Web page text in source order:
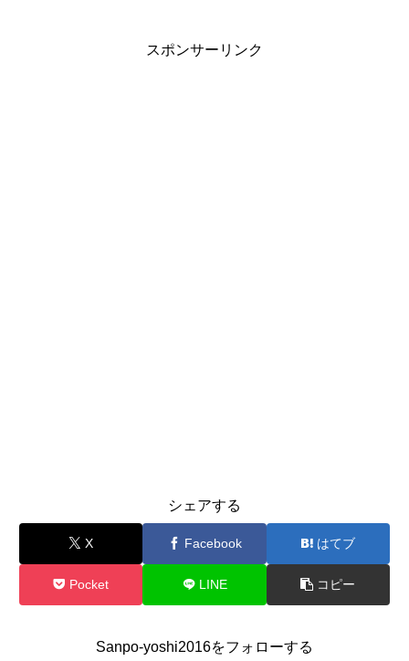
スポンサーリンク
シェアする
X Facebook はてブ
Pocket LINE コピー
Sanpo-yoshi2016をフォローする